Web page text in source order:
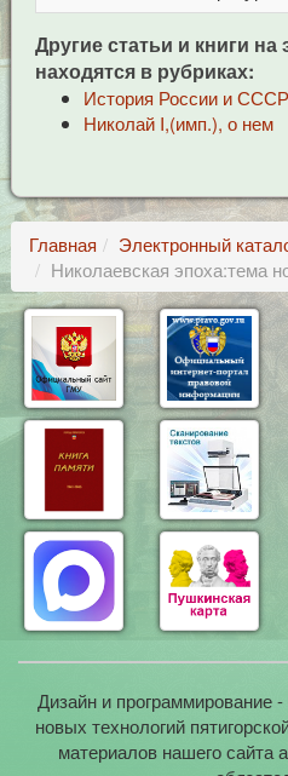
Другие статьи и книги на
находятся в рубриках:
История России и СССР
Николай I,(имп.), о нем
Главная
Электронный
Николаевская эпоха:тема
Дизайн и программирование
новых технологий
материалов нашего сайта